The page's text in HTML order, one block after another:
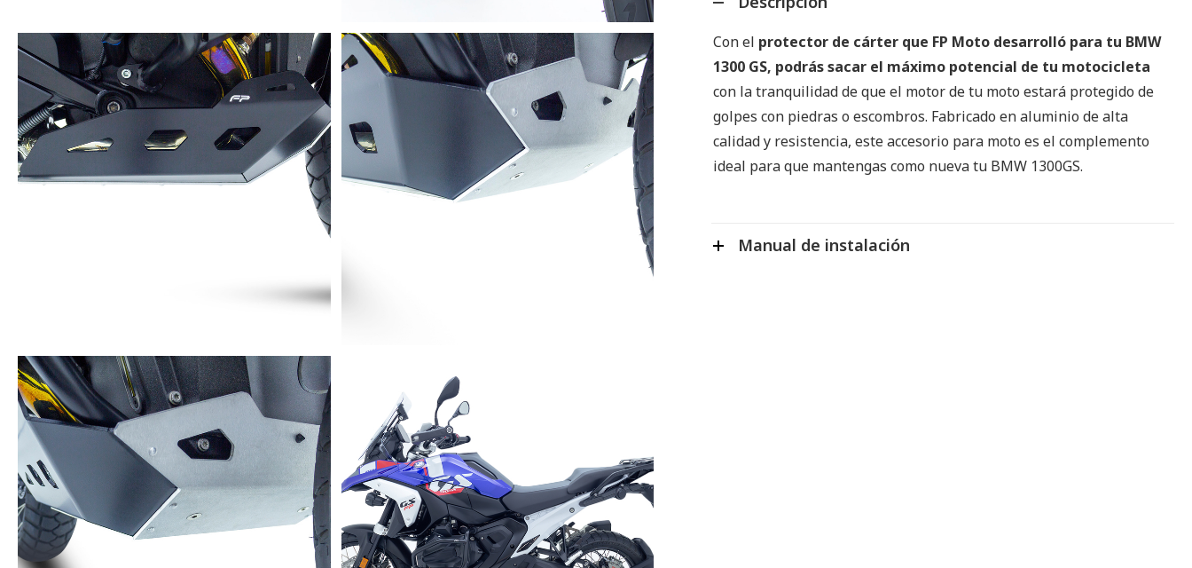
Con el protector de cárter que FP Moto desarrolló para tu BMW
1300 GS, podrás sacar el máximo potencial de tu motocicleta
con la tranquilidad de que el motor de tu moto estará protegido de
golpes con piedras o escombros. Fabricado en aluminio de alta
calidad y resistencia, este accesorio para moto es el complemento
ideal para que mantengas como nueva tu BMW 1300GS.
Manual de instalación